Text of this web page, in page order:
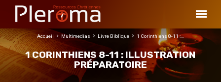
1 CORINTHIENS 8-11 : ILLUSTRATION
PRÉPARATOIRE
Accueil Multimedias Livre Biblique 1 Corinthiens 8-11 :…